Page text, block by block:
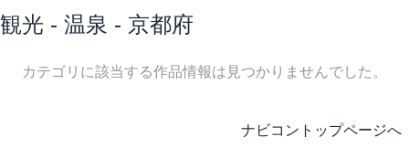
観光 - 温泉 - 京都府
カテゴリに該当する作品情報は見つかりませんでした。
ナビコントップページへ